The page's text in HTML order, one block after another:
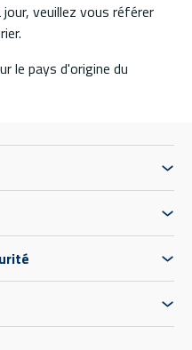
veuillez vous référer
le pays d'origine du